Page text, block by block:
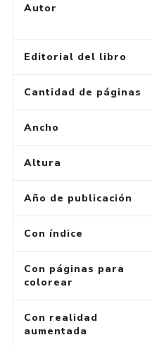
Autor
Editorial del libro
Cantidad de páginas
Ancho
Altura
Año de publicación
Con índice
Con páginas para
colorear
Con realidad
aumentada